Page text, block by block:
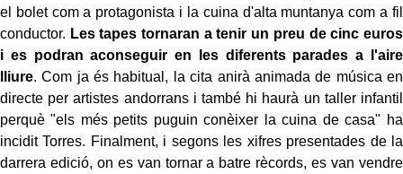
el bolet com a protagonista i la cuina d'alta muntanya com a fil
conductor. Les tapes tornaran a tenir un preu de cinc euros
i es podran aconseguir en les diferents parades a l'aire
lliure. Com ja és habitual, la cita anirà animada de música en
directe per artistes andorrans i també hi haurà un taller infantil
perquè "els més petits puguin conèixer la cuina de casa" ha
incidit Torres. Finalment, i segons les xifres presentades de la
darrera edició, on es van tornar a batre rècords, es van vendre